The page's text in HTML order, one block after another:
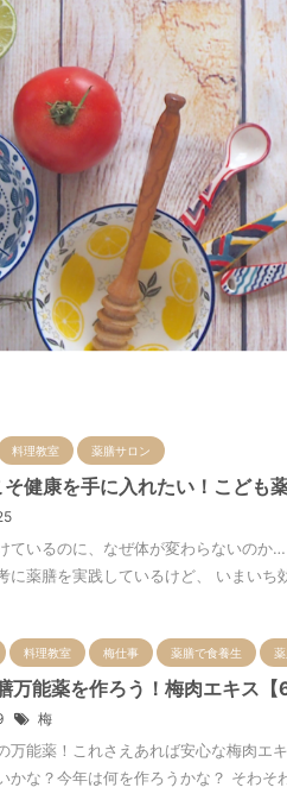
料理教室 薬膳サロン
健康を手に入れたい！こども
ているのに、なぜ体が変わらないのか
に薬膳を実践しているけど、 いまいち
料理教室 梅仕事 薬膳で食養生
万能薬を作ろう！梅肉エキス【
梅
万能薬！これさえあれば安心な梅肉
かな？今年は何を作ろうかな？ そわそ